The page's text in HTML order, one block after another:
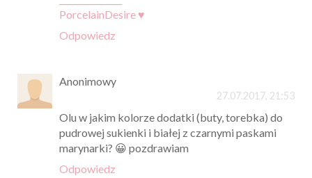
PorcelainDesire ♥
Odpowiedz
Anonimowy
27.07.2017, 21:53
Olu w jakim kolorze dodatki (buty, torebka) do
pudrowej sukienki i białej z czarnymi paskami
marynarki? 😀 pozdrawiam
Odpowiedz